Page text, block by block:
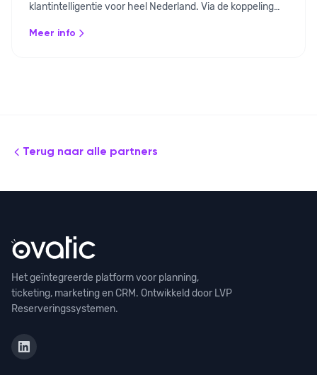
klantintelligentie voor heel Nederland. Via de koppeling
basis van landelijke leefstijl- en demografische modellen.
Meer info
Terug naar alle partners
Het geïntegreerde platform voor planning,
ticketing, marketing en CRM. Ontwikkeld door LVP
Reserveringssystemen.